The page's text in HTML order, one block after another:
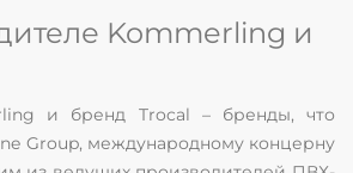
Kommerling и
и бренд Trocal – бренды, что
Group, международному концерну